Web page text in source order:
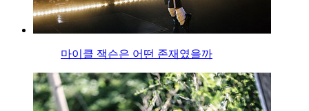
마이클 잭슨은 어떤 존재였을까